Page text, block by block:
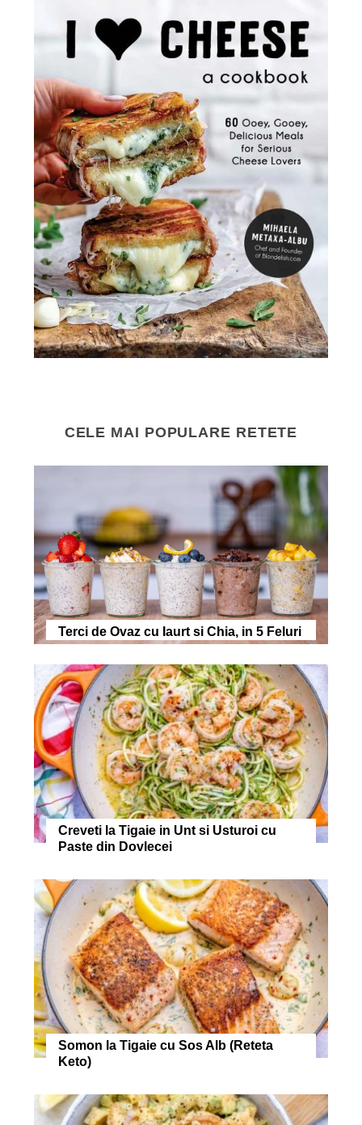
CELE MAI POPULARE RETETE
Terci de Ovaz cu Iaurt si Chia, in 5 Feluri
Creveti la Tigaie in Unt si Usturoi cu
Paste din Dovlecei
Somon la Tigaie cu Sos Alb (Reteta
Keto)